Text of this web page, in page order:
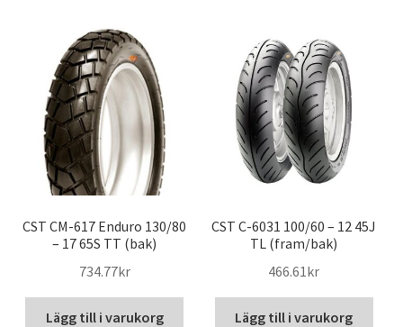
CST CM-617 Enduro 130/80
– 17 65S TT (bak)
734.77kr
Lägg till i varukorg
CST C-6031 100/60 – 12 45J
TL (fram/bak)
466.61kr
Lägg till i varukorg